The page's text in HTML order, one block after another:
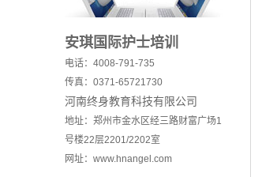
安琪国际护士培训
电话：4008-791-735
传真：0371-65721730
河南终身教育科技有限公司
地址：郑州市金水区经三路财富广场1
号楼22层2201/2202室
网址：www.hnangel.com